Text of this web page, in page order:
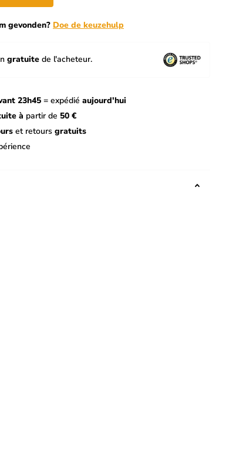
gevonden? Doe de keuzehulp
gratuite de l'acheteur.
23h45 = expédié aujourd'hui
à partir de 50 €
et retours gratuits